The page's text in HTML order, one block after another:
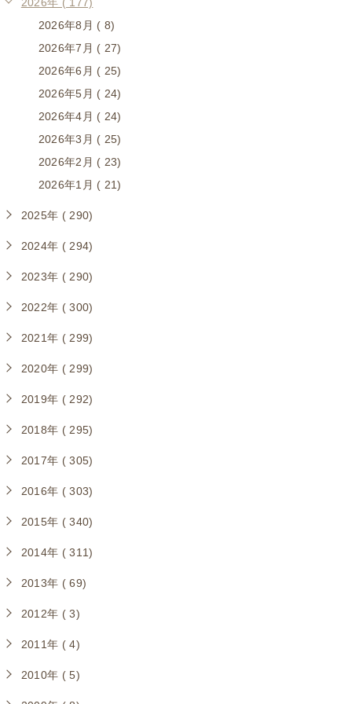
2026年8月 ( 8)
2026年7月 ( 27)
2026年6月 ( 25)
2026年5月 ( 24)
2026年4月 ( 24)
2026年3月 ( 25)
2026年2月 ( 23)
2026年1月 ( 21)
2025年 ( 290)
2024年 ( 294)
2023年 ( 290)
2022年 ( 300)
2021年 ( 299)
2020年 ( 299)
2019年 ( 292)
2018年 ( 295)
2017年 ( 305)
2016年 ( 303)
2015年 ( 340)
2014年 ( 311)
2013年 ( 69)
2012年 ( 3)
2011年 ( 4)
2010年 ( 5)